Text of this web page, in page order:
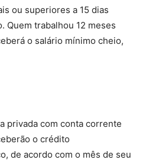
ou superiores a 15 dias
Quem trabalhou 12 meses
o salário mínimo cheio,
privada com conta corrente
o crédito
de acordo com o mês de seu